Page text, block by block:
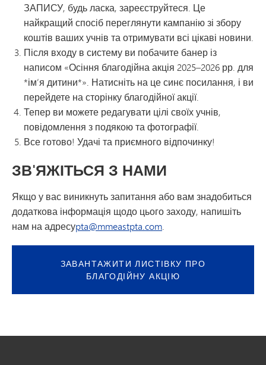
ЗАПИСУ, будь ласка, зареєструйтеся. Це
найкращий спосіб переглянути кампанію зі збору
коштів ваших учнів та отримувати всі цікаві новини.
Після входу в систему ви побачите банер із
написом «Осіння благодійна акція 2025–2026 рр. для
*ім’я дитини*». Натисніть на це синє посилання, і ви
перейдете на сторінку благодійної акції.
Тепер ви можете редагувати цілі своїх учнів,
повідомлення з подякою та фотографії.
Все готово! Удачі та приємного відпочинку!
ЗВ'ЯЖІТЬСЯ З НАМИ
Якщо у вас виникнуть запитання або вам знадобиться
додаткова інформація щодо цього заходу, напишіть
нам на адресуpta@mmeastpta.com.
ЗАВАНТАЖИТИ ЛИСТІВКУ ПРО
БЛАГОДІЙНУ АКЦІЮ